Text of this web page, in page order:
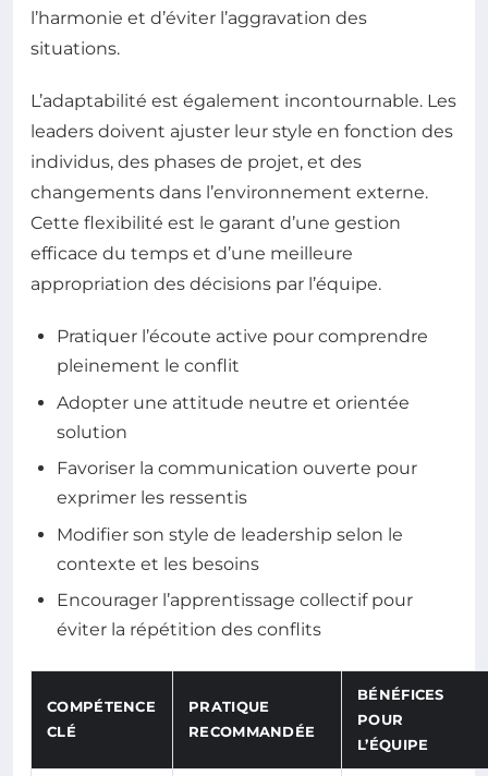
l’harmonie et d’éviter l’aggravation des
situations.
L’adaptabilité est également incontournable. Les
leaders doivent ajuster leur style en fonction des
individus, des phases de projet, et des
changements dans l’environnement externe.
Cette flexibilité est le garant d’une gestion
efficace du temps et d’une meilleure
appropriation des décisions par l’équipe.
Pratiquer l’écoute active pour comprendre
pleinement le conflit
Adopter une attitude neutre et orientée
solution
Favoriser la communication ouverte pour
exprimer les ressentis
Modifier son style de leadership selon le
contexte et les besoins
Encourager l’apprentissage collectif pour
éviter la répétition des conflits
COMPÉTENCE
CLÉ
PRATIQUE
RECOMMANDÉE
BÉNÉFICES
POUR
L’ÉQUIPE